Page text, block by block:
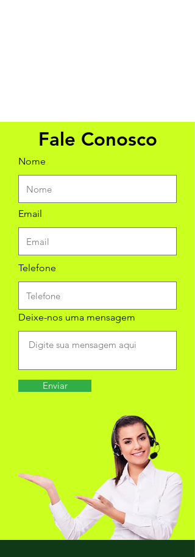
Fale Conosco
Nome
Email
Telefone
Deixe-nos uma mensagem
Enviar